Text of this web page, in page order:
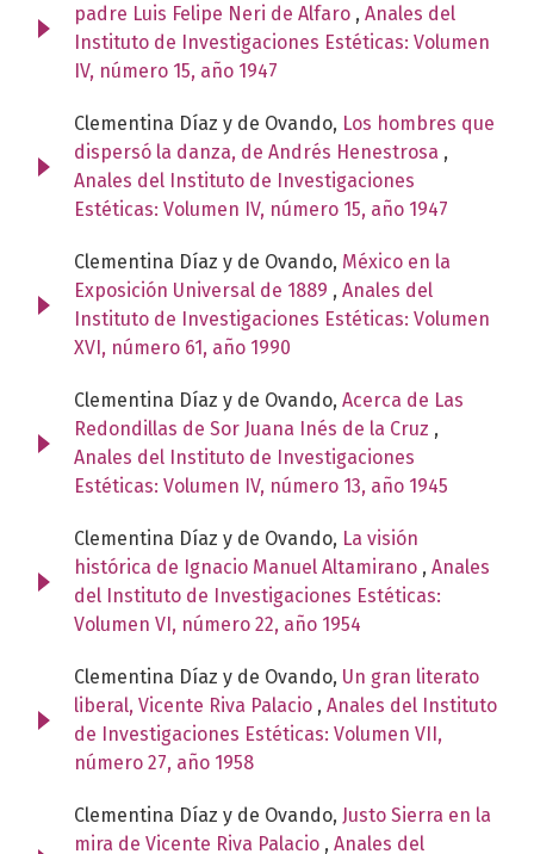
padre Luis Felipe Neri de Alfaro , Anales del
Instituto de Investigaciones Estéticas: Volumen
IV, número 15, año 1947
Clementina Díaz y de Ovando, Los hombres que
dispersó la danza, de Andrés Henestrosa ,
Anales del Instituto de Investigaciones
Estéticas: Volumen IV, número 15, año 1947
Clementina Díaz y de Ovando, México en la
Exposición Universal de 1889 , Anales del
Instituto de Investigaciones Estéticas: Volumen
XVI, número 61, año 1990
Clementina Díaz y de Ovando, Acerca de Las
Redondillas de Sor Juana Inés de la Cruz ,
Anales del Instituto de Investigaciones
Estéticas: Volumen IV, número 13, año 1945
Clementina Díaz y de Ovando, La visión
histórica de Ignacio Manuel Altamirano , Anales
del Instituto de Investigaciones Estéticas:
Volumen VI, número 22, año 1954
Clementina Díaz y de Ovando, Un gran literato
liberal, Vicente Riva Palacio , Anales del Instituto
de Investigaciones Estéticas: Volumen VII,
número 27, año 1958
Clementina Díaz y de Ovando, Justo Sierra en la
mira de Vicente Riva Palacio , Anales del